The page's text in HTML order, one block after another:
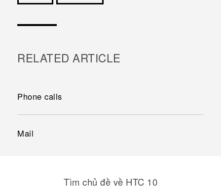
RELATED ARTICLE
Phone calls
Mail
Tìm chủ đề về HTC 10